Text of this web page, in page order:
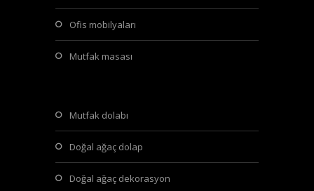
ofis mobilyaları
mutfak masası
mutfak dolabı
doğal ağaç dolap
doğal ağaç dekorasyon